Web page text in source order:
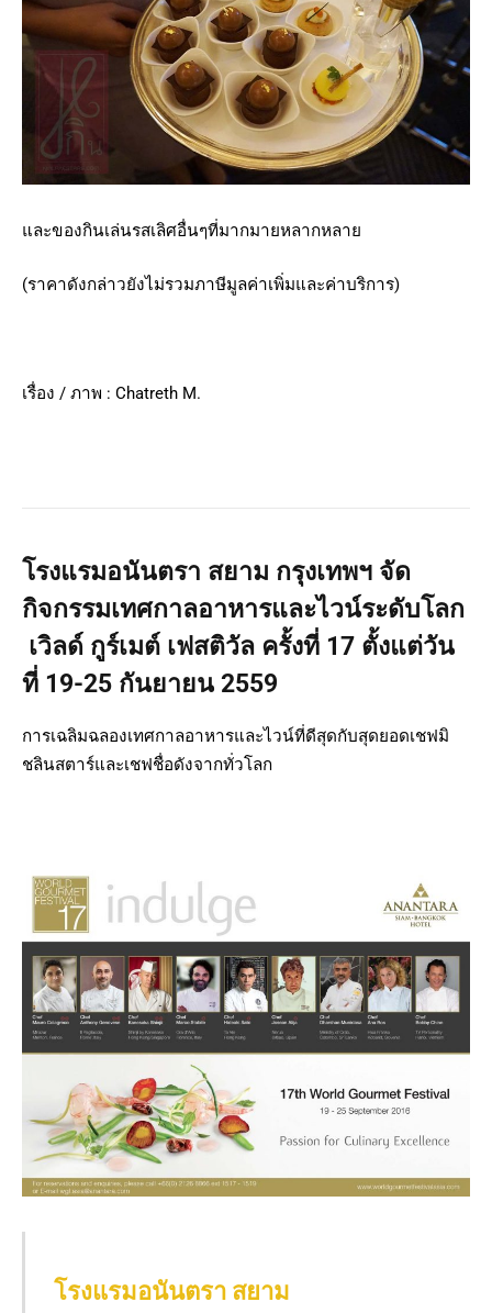
และของกินเล่นรสเลิศอื่นๆที่มากมายหลากหลาย
(ราคาดังกล่าวยังไม่รวมภาษีมูลค่าเพิ่มและค่าบริการ)
เรื่อง / ภาพ : Chatreth M.
โรงแรมอนันตรา สยาม กรุงเทพฯ จัด
กิจกรรมเทศกาลอาหารและไวน์ระดับโลก
เวิลด์ กูร์เมต์ เฟสติวัล ครั้งที่ 17 ตั้งแต่วัน
ที่ 19-25 กันยายน 2559
การเฉลิมฉลองเทศกาลอาหารและไวน์ที่ดีสุดกับสุดยอดเชฟมิ
ชลินสตาร์และเชฟชื่อดังจากทั่วโลก
โรงแรมอนันตรา สยาม